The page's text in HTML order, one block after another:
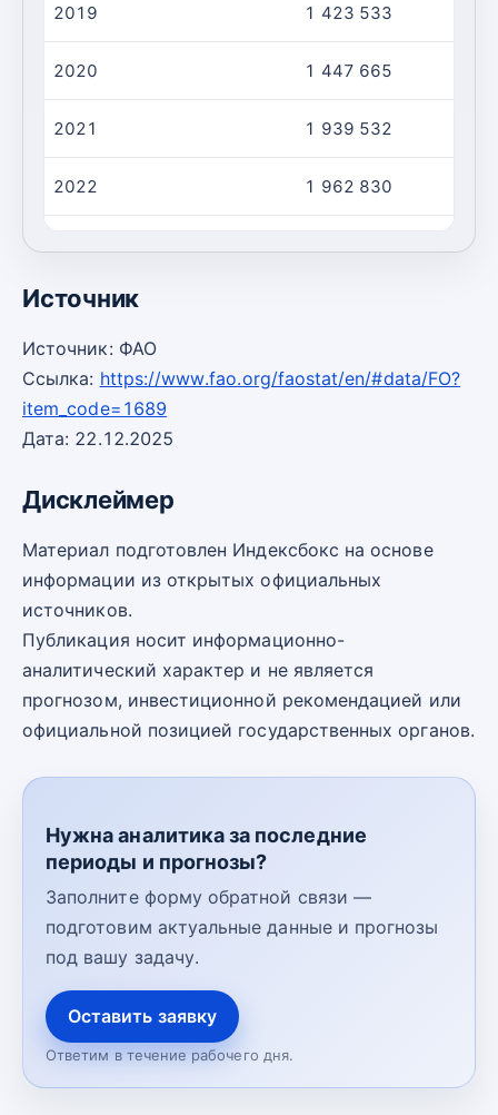
2019 1 423 533
2020 1 447 665
2021 1 939 532
2022 1 962 830
Источник
Источник: ФАО
Ссылка: https://www.fao.org/faostat/en/#data/FO?
item_code=1689
Дата: 22.12.2025
Дисклеймер
Материал подготовлен Индексбокс на основе
информации из открытых официальных
источников.
Публикация носит информационно-
аналитический характер и не является
прогнозом, инвестиционной рекомендацией или
официальной позицией государственных органов.
Нужна аналитика за последние
периоды и прогнозы?
Заполните форму обратной связи —
подготовим актуальные данные и прогнозы
под вашу задачу.
Оставить заявку
Ответим в течение рабочего дня.